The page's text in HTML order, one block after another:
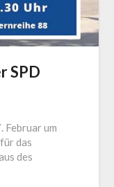
SPD
Februar um
das
des